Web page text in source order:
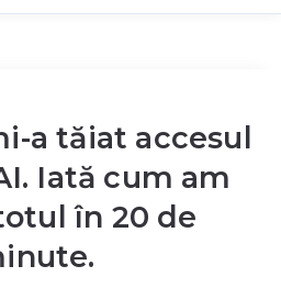
a tăiat accesul
Iată cum am
în 20 de